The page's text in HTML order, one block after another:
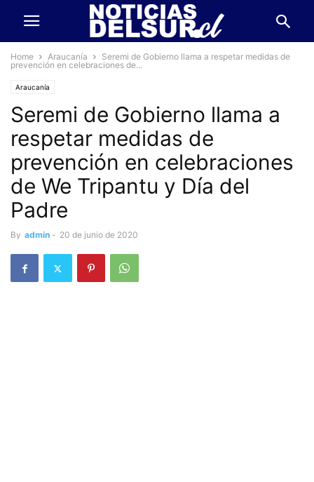
Home Araucanía
Seremi de Gobierno llama a respetar medidas de
prevención en celebraciones de...
Araucanía
Seremi de Gobierno llama a
respetar medidas de
prevención en celebraciones
de We Tripantu y Día del
Padre
By admin - 20 de junio de 2020